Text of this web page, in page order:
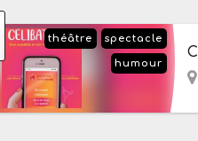
spectacle
théâtre
humour